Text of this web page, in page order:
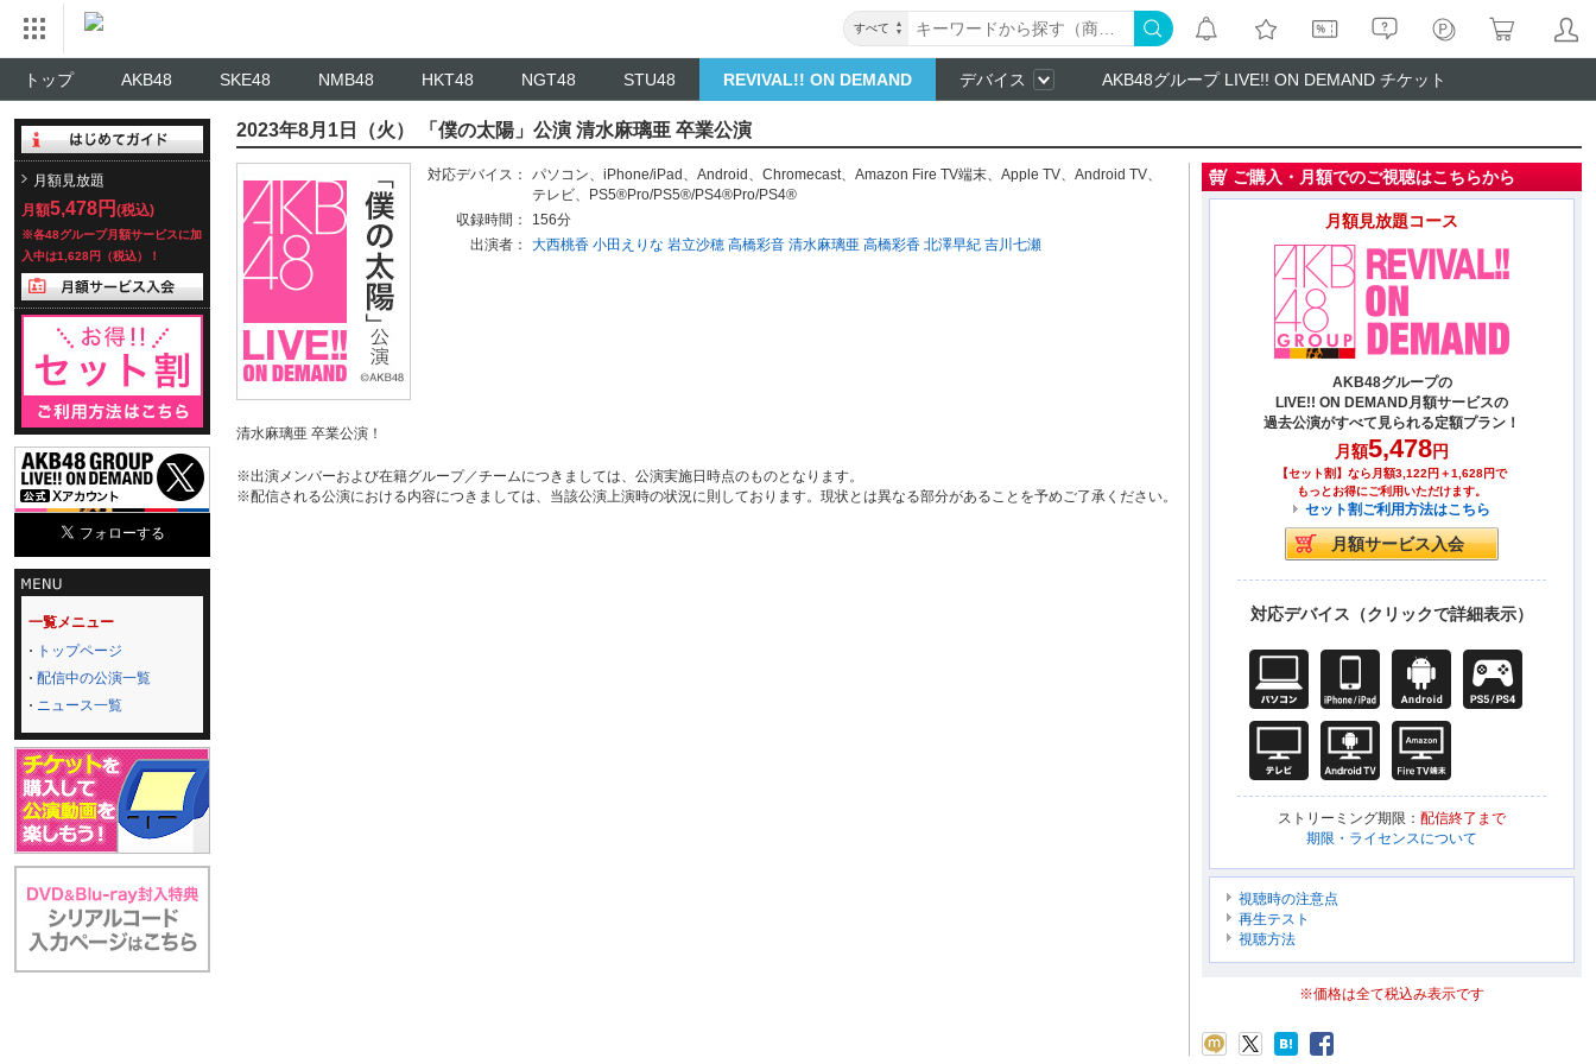
すべて
トップ AKB48 SKE48 NMB48 HKT48 NGT48 STU48 REVIVAL!! ON DEMAND デバイス AKB48グループ LIVE!! ON DEMAND チケット
月額見放題
月額5,478円 (税込)
※各48グループ月額サービスに加
入中は1,628円（税込）！
一覧メニュー
トップページ
配信中の公演一覧
ニュース一覧
2023年8月1日（火） 「僕の太陽」公演 清水麻璃亜 卒業公演
対応デバイス： パソコン、 iPhone/iPad 、 Android 、 Chromecast、 Amazon Fire TV端末、 Apple TV、 Android TV、
テレビ、
PS5®Pro/PS5®/PS4®Pro/PS4®
収録時間：
156分
出演者：
大西桃香 小田えりな 岩立沙穂 高橋彩音 清水麻璃亜 高橋彩香 北澤早紀 吉川七瀬
清水麻璃亜 卒業公演！
※出演メンバーおよび在籍グループ／チームにつきましては、公演実施日時点のものとなります。
※配信される公演における内容につきましては、当該公演上演時の状況に則しております。現状とは異なる部分があることを予めご了承ください。
ご購入・月額でのご視聴はこちらから
月額見放題コース
AKB48グループの
LIVE!! ON DEMAND月額サービスの
過去公演がすべて見られる定額プラン！
月額5,478円
【セット割】なら月額3,122円＋1,628円で
もっとお得にご利用いただけます。
セット割ご利用方法はこちら
対応デバイス（クリックで詳細表示）
ストリーミング期限： 配信終了まで
期限・ライセンスについて
視聴時の注意点
再生テスト
視聴方法
※価格は全て税込み表示です